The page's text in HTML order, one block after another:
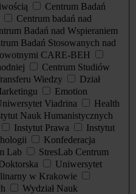
Centrum Badań
Centrum badań nad
Badań nad Wspieraniem
Badań Stosowanych nad
CARE-BEH
Centrum Studiów
Wiedzy
Dział
Emotion
Viadrina
Health
Nauk Humanistycznych
Instytut Prawa
Instytut
Konfederacja
Lab
StresLab Centrum
Uniwersytet
w Krakowie
Wydział Nauk